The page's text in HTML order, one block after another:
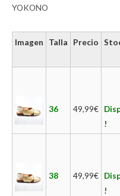
YOKONO
Imagen Talla Precio
36 49,99€
!
38 49,99€
!